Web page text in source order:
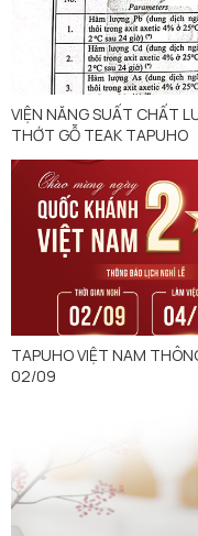
VIỆN NĂNG SUẤT CHẤT
THỚT GỖ TEAK TAPUHO
TAPUHO VIỆT NAM
02/09